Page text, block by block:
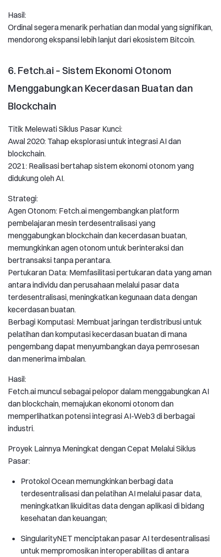
Hasil:
Ordinal segera menarik perhatian dan modal yang signifikan,
mendorong ekspansi lebih lanjut dari ekosistem Bitcoin.
6. Fetch.ai – Sistem Ekonomi Otonom
Menggabungkan Kecerdasan Buatan dan
Blockchain
Titik Melewati Siklus Pasar Kunci:
Awal 2020: Tahap eksplorasi untuk integrasi AI dan
blockchain.
2021: Realisasi bertahap sistem ekonomi otonom yang
didukung oleh AI.
Strategi:
Agen Otonom: Fetch.ai mengembangkan platform
pembelajaran mesin terdesentralisasi yang
menggabungkan blockchain dan kecerdasan buatan,
memungkinkan agen otonom untuk berinteraksi dan
bertransaksi tanpa perantara.
Pertukaran Data: Memfasilitasi pertukaran data yang aman
antara individu dan perusahaan melalui pasar data
terdesentralisasi, meningkatkan kegunaan data dengan
kecerdasan buatan.
Berbagi Komputasi: Membuat jaringan terdistribusi untuk
pelatihan dan komputasi kecerdasan buatan di mana
pengembang dapat menyumbangkan daya pemrosesan
dan menerima imbalan.
Hasil:
Fetch.ai muncul sebagai pelopor dalam menggabungkan AI
dan blockchain, memajukan ekonomi otonom dan
memperlihatkan potensi integrasi AI-Web3 di berbagai
industri.
Proyek Lainnya Meningkat dengan Cepat Melalui Siklus
Pasar:
Protokol Ocean memungkinkan berbagi data
terdesentralisasi dan pelatihan AI melalui pasar data,
meningkatkan likuiditas data dengan aplikasi di bidang
kesehatan dan keuangan;
SingularityNET menciptakan pasar AI terdesentralisasi
untuk mempromosikan interoperabilitas di antara